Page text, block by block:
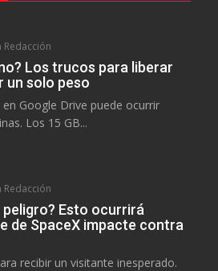
Redacción
Los trucos para liberar
un solo peso
Google Drive puede ocurrir
Los 15 GB...
Redacción
peligro? Esto ocurrirá
de SpaceX impacte contra
recibir un visitante inesperado.